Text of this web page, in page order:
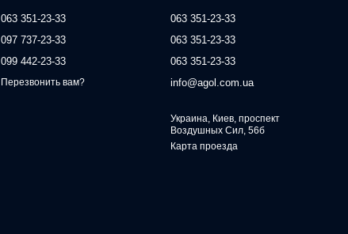
063 351-23-33
097 737-23-33
099 442-23-33
Перезвонить вам?
063 351-23-33
063 351-23-33
063 351-23-33
info@agol.com.ua
Украина, Киев, проспект
Воздушных Сил, 56б
Карта проезда